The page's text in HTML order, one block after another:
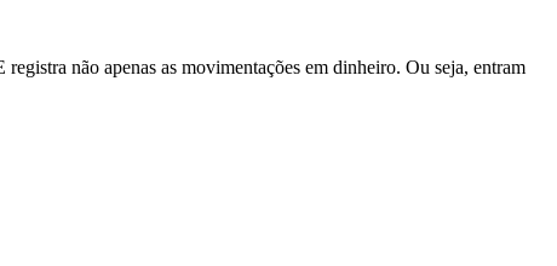
não apenas as movimentações em dinheiro. Ou seja, entram